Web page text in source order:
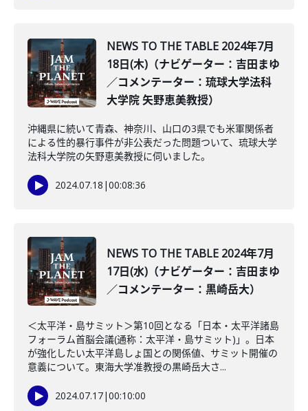
NEWS TO THE TABLE 2024年7月
18日(木)（ナビゲーター：吉田まゆ
／コメンテーター：琉球大学法科
大学院 矢野恵美教授）
沖縄県に続いて青森、神奈川、山口の3県でも米軍関係者
による性的暴行事件が非公表だった問題ついて、琉球大学
法科大学院の矢野恵美教授に伺いました。
2024.07.18 |00:08:36
NEWS TO THE TABLE 2024年7月
17日(水)（ナビゲーター：吉田まゆ
／コメンテーター：黒崎岳大）
＜太平洋・島サミット＞第10回となる「日本・太平洋諸島
フォーラム首脳会議(通称：太平洋・島サミット)」。日本
が強化したい太平洋島しょ国との関係値、サミット開催の
意義について。東海大学准教授の黒崎岳大さ...
2024.07.17|00:10:00